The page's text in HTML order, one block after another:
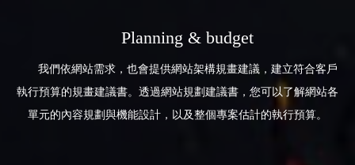
Planning & budget
我們依網站需求，也會提供網站架構規畫建議，建立符合客戶
執行預算的規畫建議書。透過網站規劃建議書，您可以了解網站各
單元的內容規劃與機能設計，以及整個專案估計的執行預算。